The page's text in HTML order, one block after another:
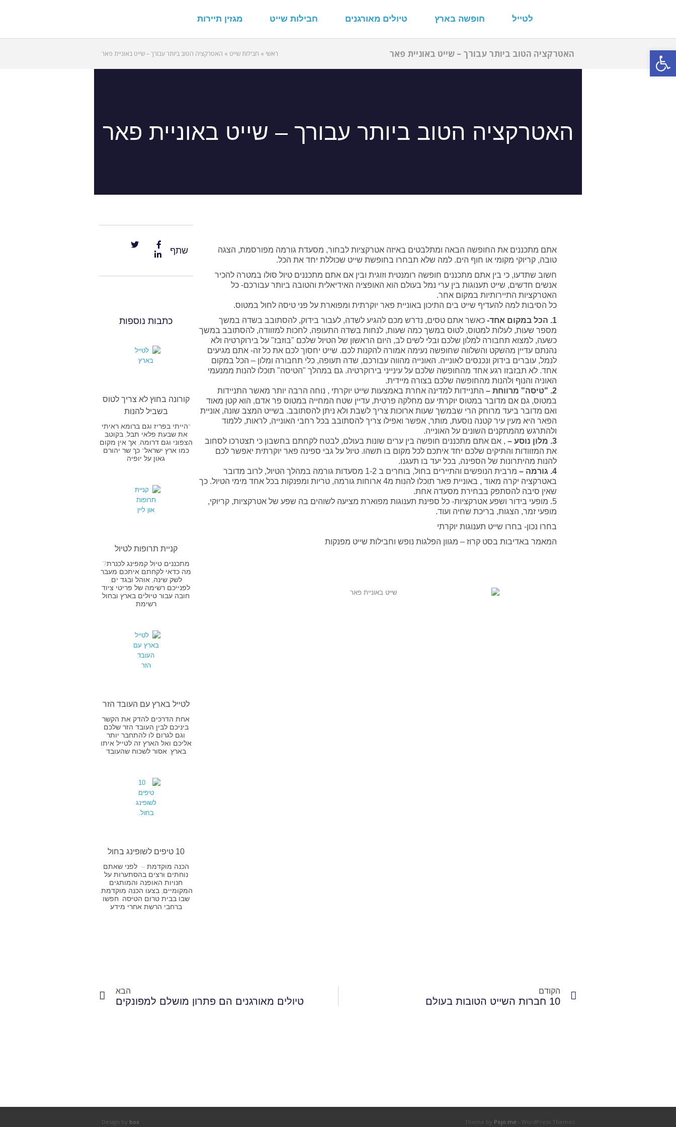
פתח סרגל נגישות
לטייל חופשה בארץ טיולים מאורגנים חבילות שייט מגזין תיירות
האטרקציה הטוב ביותר עבורך – שייט באוניית פאר ראשי » חבילות שייט » האטרקציה הטוב ביותר עבורך – שייט באוניית פאר
האטרקציה הטוב ביותר עבורך – שייט באוניית פאר
אתם מתכננים את החופשה הבאה ומתלבטים באיזה אטרקציות לבחור, מסעדת גורמה מפורסמת, הצגה
טובה, קריוקי מקומי או חוף הים. למה שלא תבחרו בחופשת שייט שכוללת יחד את הכל.
חשוב שתדעו, כי בין אתם מתכננים חופשה רומנטית וזוגית ובין אם אתם מתכננים טיול סולו במטרה להכיר
אנשים חדשים, שייט תענוגות בין ערי נמל בעולם הוא האופציה האידיאלית והטובה ביותר עבורכם- כל
האטרקציות התיירותיות במקום אחר.
כל הסיבות למה להעדיף שייט בים התיכון באוניית פאר יוקרתית ומפוארת על פני טיסה לחול במטוס.
1. הכל במקום אחד-
כאשר אתם טסים, נדרש מכם להגיע לשדה, לעבור בידוק, להסתובב בשדה במשך
מספר שעות, לעלות למטוס, לטוס במשך כמה שעות, לנחות בשדה התעופה, לחכות למזוודה, להסתובב במשך
כשעה, למצוא תחבורה למלון שלכם ובלי לשים לב, היום הראשון של הטיול שלכם "בוזבז" על בירוקרטיה ולא
נהנתם עדיין מהשקט והשלווה שחופשה נעימה אמורה להקנות לכם. שייט יחסוך לכם את כל זה- אתם מגיעים
לנמל, עוברים בידוק ונכנסים לאונייה. האונייה מהווה עבורכם, שדה תעופה, כלי תחבורה ומלון – הכל במקום
אחד. לא תבזבזו רגע אחד מהחופשה שלכם על עינייני בירוקרטיה. גם במהלך "הטיסה" תוכלו להנות ממנעמי
האוניה והנוף ולהנות מהחופשה שלכם בצורה מיידית.
2. "טיסה" מרווחת –
התניידות למדינה אחרת באמצעות שייט יוקרתי , נוחה הרבה יותר מאשר התניידות
במטוס, גם אם מדובר במטוס יוקרתי עם מחלקה פרטית, עדיין שטח המחייה במטוס פר אדם, הוא קטן מאוד
ואם מדובר ביעד מרוחק הרי שבמשך שעות ארוכות צריך לשבת ולא ניתן להסתובב. בשייט המצב שונה, אוניית
הפאר היא מעין עיר קטנה נוסעת, מותר, אפשר ואפילו צריך להסתובב בכל רחבי האונייה, לראות, ללמוד
ולהתרגש מהמתקנים השונים על האונייה.
3. מלון נוסע –
, אם אתם מתכננים חופשה בין ערים שונות בעולם, לבטח לקחתם בחשבון כי תצטרכו לסחוב
את המזוודות והתיקים שלכם יחד איתכם לכל מקום בו תשהו. טיול על גבי ספינה פאר יוקרתית יאפשר לכם
להנות מהיתרונות של הספינה, בכל יעד בו תעגנו.
4. גורמה –
מרבית הנופשים והתיירים בחול, בוחרים ב 1-2 מסעדות גורמה במהלך הטיול, לרוב מדובר
באטרקציה יקרה מאוד , באוניית פאר תוכלו להנות מ4 ארוחות גורמה, טריות ומפנקות בכל אחד מימי הטיול. כך
שאין סיבה להסתפק בבחירת מסעדה אחת.
5. מופעי בידור ושפע אטרקציות- כל ספינת תענוגות מפוארת מציעה לשוהים בה שפע של אטרקציות, קריוקי,
מופעי זמר, הצגות, בריכת שחיה ועוד.
בחרו נכון- בחרו שייט תענוגות יוקרתי
המאמר באדיבות בסט קרוז – מגוון הפלגות נופש וחבילות שייט מפנקות
שתף
כתבות נוספות
קורונה בחוץ לא צריך לטוס
בשביל להנות
"הייתי בפריז וגם ברומא ראיתי
את שבעת פלאי תבל, בקוטב
הצפוני וגם דרומה, אך אין מקום
כמו ארץ ישראל" כך שר יהורם
גאון על יופיה
קניית תרופות לטיול
מתכננים טיול קמפינג לכנרת?
מה כדאי לקחתם איתכם מעבר
לשק שינה, אוהל ובגד ים.
לפנייכם רשימה של פריטי ציוד
חובה עבור טיולים בארץ ובחול
רשימת
לטייל בארץ עם העובד הזר
אחת הדרכים להדק את הקשר
ביניכם לבין העובד הזר שלכם
וגם לגרום לו להתחבר יותר
אליכם ואל הארץ זה לטייל איתו
בארץ. אסור לשכוח שהעובד
10 טיפים לשופינג בחול
הכנה מוקדמת – לפני שאתם
נוחתים ורצים בהסתערות על
חנויות האופנה והמותגים
המקומיים, בצעו הכנה מוקדמת.
שבו בבית טרום הטיסה. חפשו
ברחבי הרשת אחרי מידע
הקודם
10 חברות השייט הטובות בעולם
הבא
טיולים מאורגנים הם פתרון מושלם למפונקים
Theme by Pojo.me - WordPress Themes
Design by box